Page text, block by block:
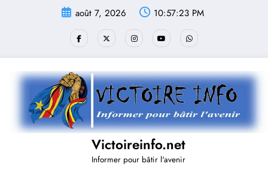
août 7, 2026 10:57:23 PM
Victoireinfo.net
Informer pour bâtir l'avenir